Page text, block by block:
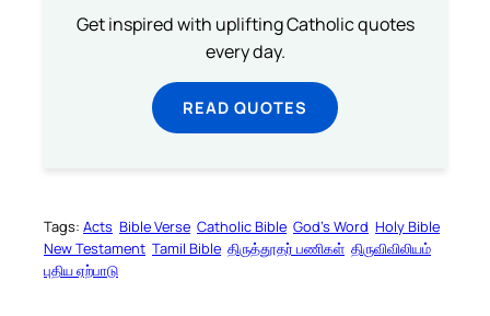
Get inspired with uplifting Catholic quotes
every day.
READ QUOTES
Tags: Acts Bible Verse Catholic Bible God’s Word Holy Bible
New Testament Tamil Bible திருத்தூதர் பணிகள் திருவிவிலியம்
புதிய ஏற்பாடு